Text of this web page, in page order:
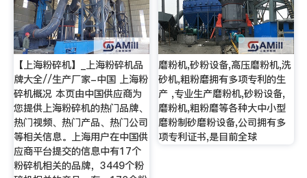
【上海粉碎机】_上海粉碎机品
牌大全//生产厂家-中国 上海粉
碎机概况 本页由中国供应商为
您提供上海粉碎机的热门品牌、
热门视频、热门产品、热门公司
等相关信息。上海用户在中国供
应商平台提交的信息中有17个
粉碎机相关的品牌，3449个粉
磨粉机,砂粉设备,高压磨粉机,洗
砂机,粗粉磨拥有多项专利的生
产 ,专业生产磨粉机,砂粉设备,
磨粉机,粗粉磨等各种大中小型
磨粉制砂磨粉设备,公司拥有多
项专利证书,是目前全球